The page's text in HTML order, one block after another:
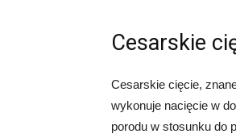
Cesarskie
Cesarskie cięcie,
wykonuje nacięcie w
porodu w stosunku do